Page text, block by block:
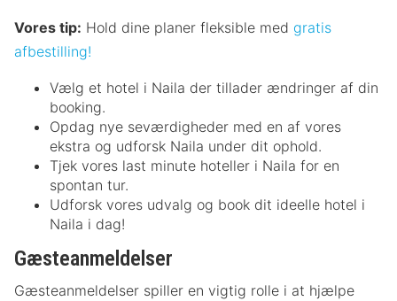
Vores tip: Hold dine planer fleksible med gratis
afbestilling!
Vælg et hotel i Naila der tillader ændringer af din
booking.
Opdag nye seværdigheder med en af vores
ekstra og udforsk Naila under dit ophold.
Tjek vores last minute hoteller i Naila for en
spontan tur.
Udforsk vores udvalg og book dit ideelle hotel i
Naila i dag!
Gæsteanmeldelser
Gæsteanmeldelser spiller en vigtig rolle i at hjælpe